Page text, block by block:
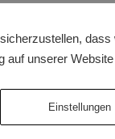
MATERIAL UND
Stoff,
Leder Gurtband
Labels Polyester
dass
auf unserer Website
Einstellungen